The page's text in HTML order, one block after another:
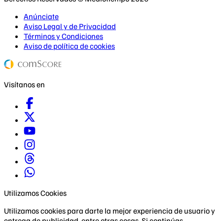
Anúnciate
Aviso Legal y de Privacidad
Términos y Condiciones
Aviso de política de cookies
Visítanos en
Utilizamos Cookies
Utilizamos cookies para darte la mejor experiencia de usuario y